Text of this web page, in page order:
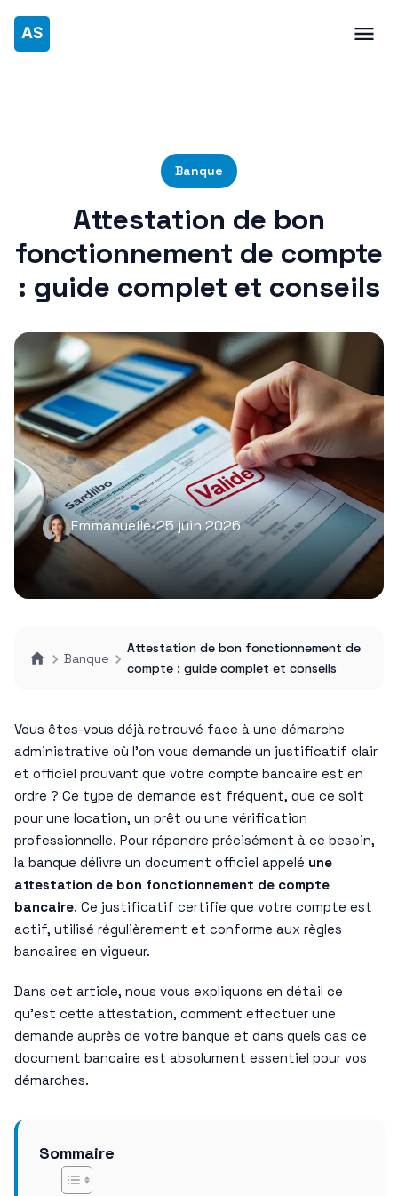
Banque
Attestation de bon
fonctionnement de compte
: guide complet et conseils
Emmanuelle•25 juin 2026
Banque
Attestation de bon fonctionnement de
compte : guide complet et conseils
Vous êtes-vous déjà retrouvé face à une démarche
administrative où l’on vous demande un justificatif clair
et officiel prouvant que votre compte bancaire est en
ordre ? Ce type de demande est fréquent, que ce soit
pour une location, un prêt ou une vérification
professionnelle. Pour répondre précisément à ce besoin,
la banque délivre un document officiel appelé une
attestation de bon fonctionnement de compte
bancaire. Ce justificatif certifie que votre compte est
actif, utilisé régulièrement et conforme aux règles
bancaires en vigueur.
Dans cet article, nous vous expliquons en détail ce
qu’est cette attestation, comment effectuer une
demande auprès de votre banque et dans quels cas ce
document bancaire est absolument essentiel pour vos
démarches.
Sommaire